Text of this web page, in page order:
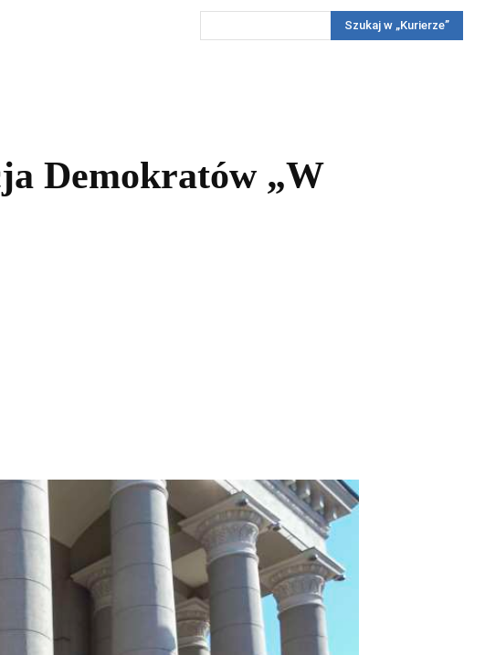
Reportaż KonkursyWięcej
Szukaj w „Kurierze”
Demokratów „W